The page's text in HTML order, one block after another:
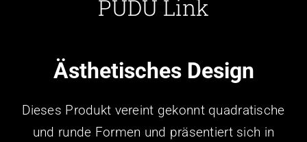
PUDU Link
Ästhetisches Design
Dieses Produkt vereint gekonnt quadratische
und runde Formen und präsentiert sich in